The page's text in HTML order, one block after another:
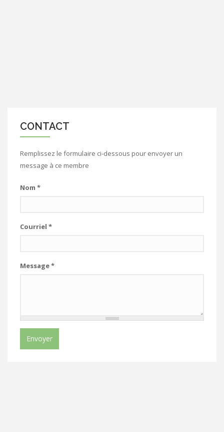
CONTACT
Remplissez le formulaire ci-dessous pour envoyer un
message à ce membre
Nom *
Courriel *
Message*
Envoyer